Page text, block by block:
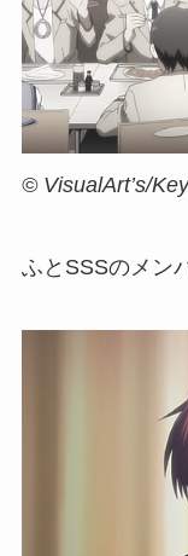
© VisualArt’s/
ふとSSSのメン